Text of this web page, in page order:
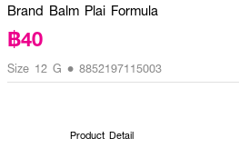
Brand Balm Plai Formula
฿40
Size 12 G • 8852197115003
Product Detail